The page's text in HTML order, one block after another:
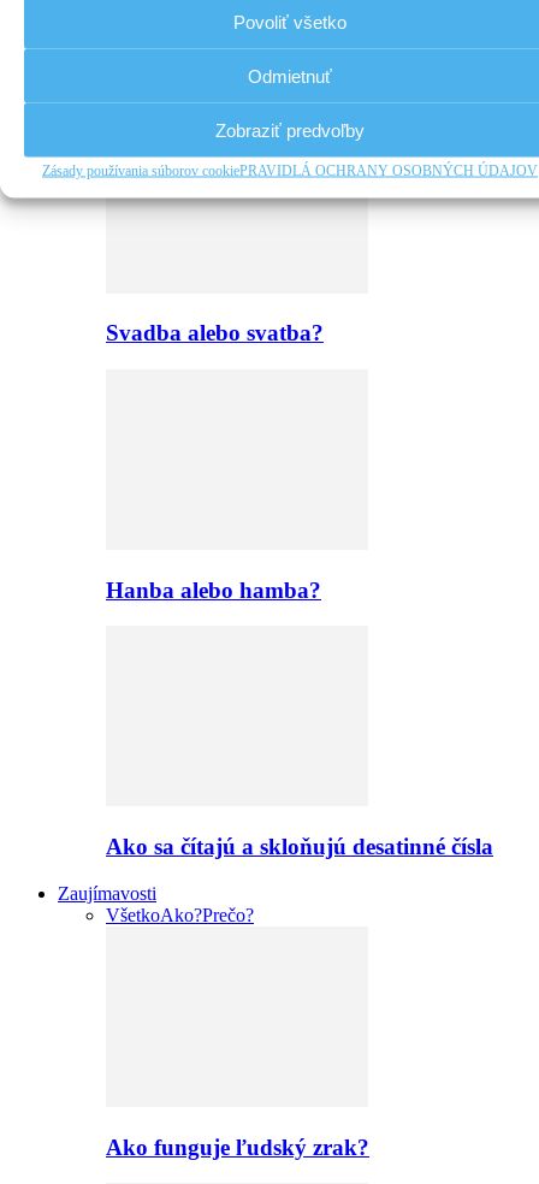
Povoliť všetko
Odmietnuť
Zobraziť predvoľby
Zásady používania súborov cookiePRAVIDLÁ OCHRANY OSOBNÝCH ÚDAJOV
Za chvíľu alebo o chvíľu?
Svadba alebo svatba?
Hanba alebo hamba?
Ako sa čítajú a skloňujú desatinné čísla
Zaujímavosti
VšetkoAko?Prečo?
Ako funguje ľudský zrak?